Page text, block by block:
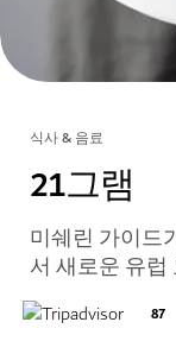
식사 & 음료
21그램
미쉐린 가이드
서 새로운 유
87